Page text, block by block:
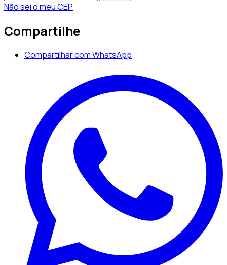
Não sei o meu CEP
Compartilhe
Compartilhar com WhatsApp